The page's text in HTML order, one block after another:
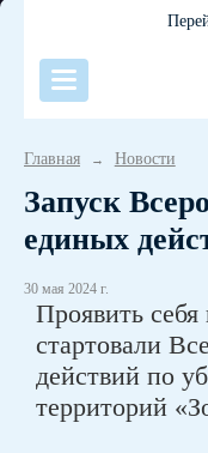
Главная → Новости
Запуск
единых
30 мая 2024 г.
Проявить
стартовали
действий по
территорий